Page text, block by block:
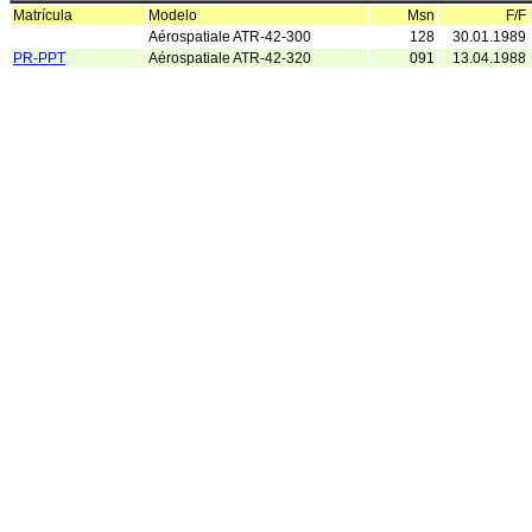
Matrícula Modelo Msn F/F
Aérospatiale ATR-42-300
128
30.01.1989
PR-PPT
Aérospatiale ATR-42-320 091 13.04.1988